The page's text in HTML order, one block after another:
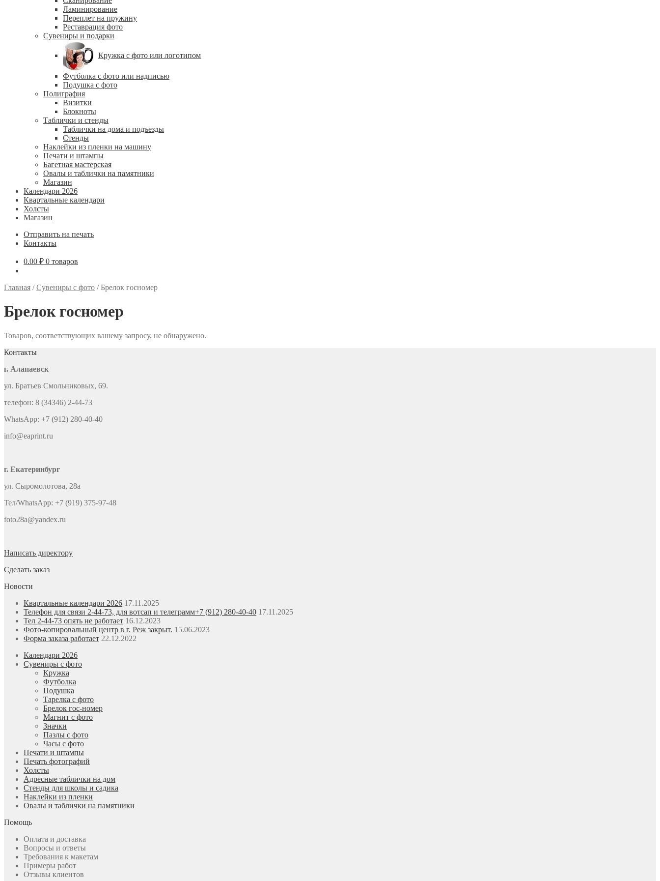
Ламинирование
Переплет на пружину
Реставрация фото
Сувениры и подарки
Кружка с фото или логотипом
Футболка с фото или надписью
Подушка с фото
Полиграфия
Визитки
Блокноты
Таблички и стенды
Таблички на дома и подъезды
Стенды
Наклейки из пленки на машину
Печати и штампы
Багетная мастерская
Овалы и таблички на памятники
Магазин
Календари 2026
Квартальные календари
Холсты
Магазин
Отправить на печать
Контакты
0.00 ₽ 0 товаров
Главная /Сувениры с фото /Брелок госномер
Брелок госномер
Товаров, соответствующих вашему запросу, не обнаружено.
Контакты
г. Алапаевск
ул. Братьев Смольниковых, 69.
телефон: 8 (34346) 2-44-73
WhatsApp: +7 (912) 280-40-40
info@eaprint.ru
г. Екатеринбург
ул. Сыромолотова, 28а
Тел/WhatsApp: +7 (919) 375-97-48
foto28a@yandex.ru
Написать директору
Сделать заказ
Новости
Квартальные календари 2026 17.11.2025
Телефон для связи 2-44-73, для вотсап и телеграмм+7 (912) 280-40-40 17.11.2025
Тел 2-44-73 опять не работает 16.12.2023
Фото-копировальный центр в г. Реж закрыт. 15.06.2023
Форма заказа работает 22.12.2022
Календари 2026
Сувениры с фото
Кружка
Футболка
Подушка
Тарелка с фото
Брелок гос-номер
Магнит с фото
Значки
Пазлы с фото
Часы с фото
Печати и штампы
Печать фотографий
Холсты
Адресные таблички на дом
Стенды для школы и садика
Наклейки из пленки
Овалы и таблички на памятники
Помощь
Оплата и доставка
Вопросы и ответы
Требования к макетам
Примеры работ
Отзывы клиентов